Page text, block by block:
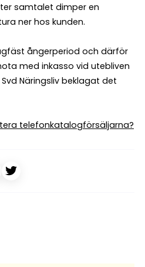
samtalet dimper en
ner hos kunden.
ångerperiod och därför
med inkasso vid utebliven
Näringsliv beklagat det
telefonkatalogförsäljarna?